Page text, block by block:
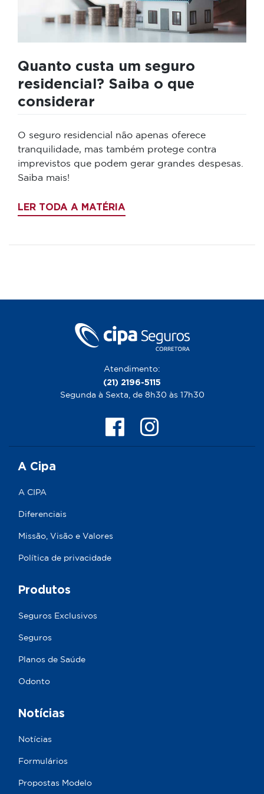
Quanto custa um seguro
residencial? Saiba o que
considerar
O seguro residencial não apenas oferece
tranquilidade, mas também protege contra
imprevistos que podem gerar grandes despesas.
Saiba mais!
LER TODA A MATÉRIA
Atendimento:
(21) 2196-5115
Segunda à Sexta, de 8h30 às 17h30
A Cipa
A CIPA
Diferenciais
Missão, Visão e Valores
Política de privacidade
Produtos
Seguros Exclusivos
Seguros
Planos de Saúde
Odonto
Notícias
Notícias
Formulários
Propostas Modelo